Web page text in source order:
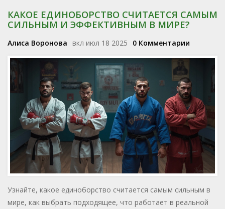
КАКОЕ ЕДИНОБОРСТВО СЧИТАЕТСЯ САМЫМ
СИЛЬНЫМ И ЭФФЕКТИВНЫМ В МИРЕ?
Алиса Воронова вкл июл 18 2025 0 Комментарии
Узнайте, какое единоборство считается самым сильным в
мире, как выбрать подходящее, что работает в реальной